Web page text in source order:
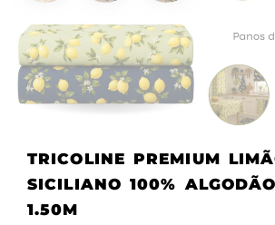
TRICOLINE PREMIUM
SICILIANO 100%
1.50M